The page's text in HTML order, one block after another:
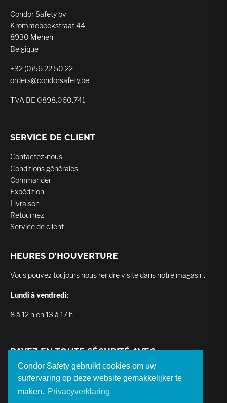
Condor Safety gebruikt cookies om uw
surfervaring op deze website gemakkelijker te
maken. Privacyverklaring
Condor Safety bv
Krommebeekstraat 44
8930 Menen
Belgique
+32 (0)56 22 50 22
orders@condorsafety.be
TVA BE 0898.060.741
SERVICE DE CLIENT
Contactez-nous
Conditions générales
Commander
Expédition
Livraison
Retournez
Service de client
HEURES D'HOUVERTURE
Vous pouvez toujours nous rendre visite dans notre magasin.
Lundi à vendredi:
8 à 12 h en 13 à 17 h
PAYEZ EN TOUTE SÉCURITÉ AVEC